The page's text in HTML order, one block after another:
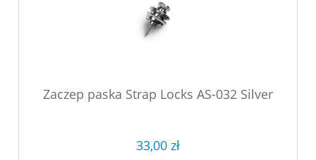
Zaczep paska Strap Locks AS-032 Silver
33,00 zł